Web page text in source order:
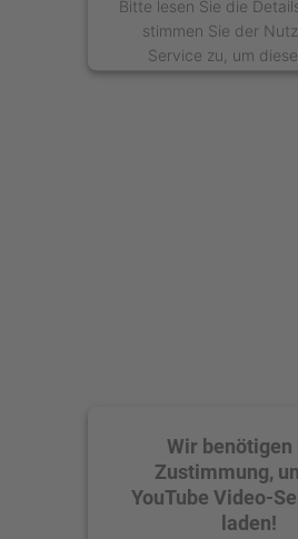
Bitte lesen Sie die
stimmen Sie der
Service zu, um
anzusehen.
Wir benötigen
Zustimmung,
YouTube Video-
laden!